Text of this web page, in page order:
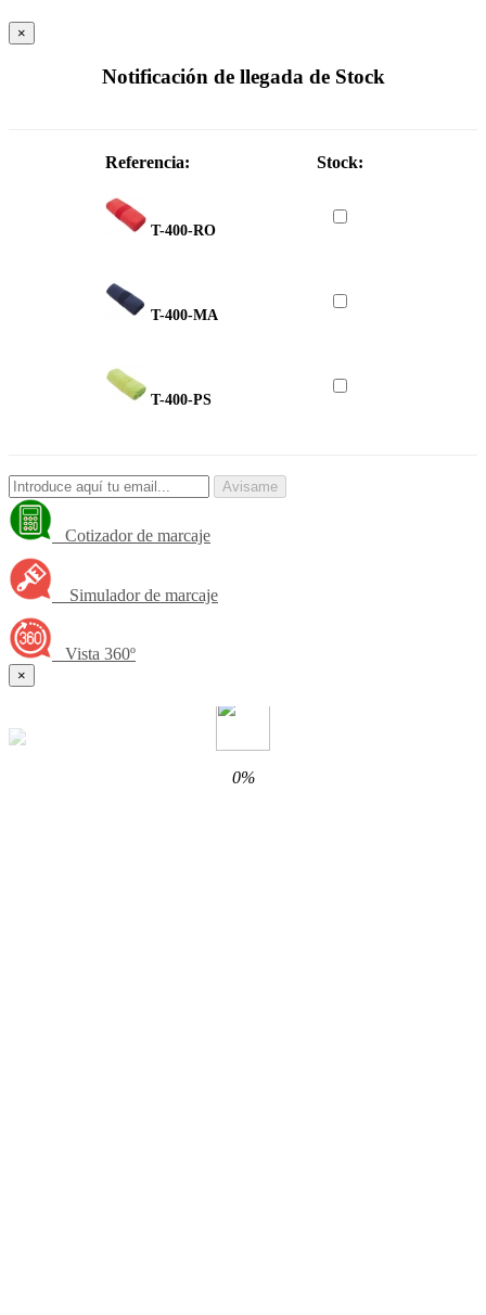
×
Notificación de llegada de Stock
Referencia: Stock:
T-400-RO
T-400-MA
T-400-PS
Avisame
Cotizador de marcaje
Simulador de marcaje
Vista 360º
×